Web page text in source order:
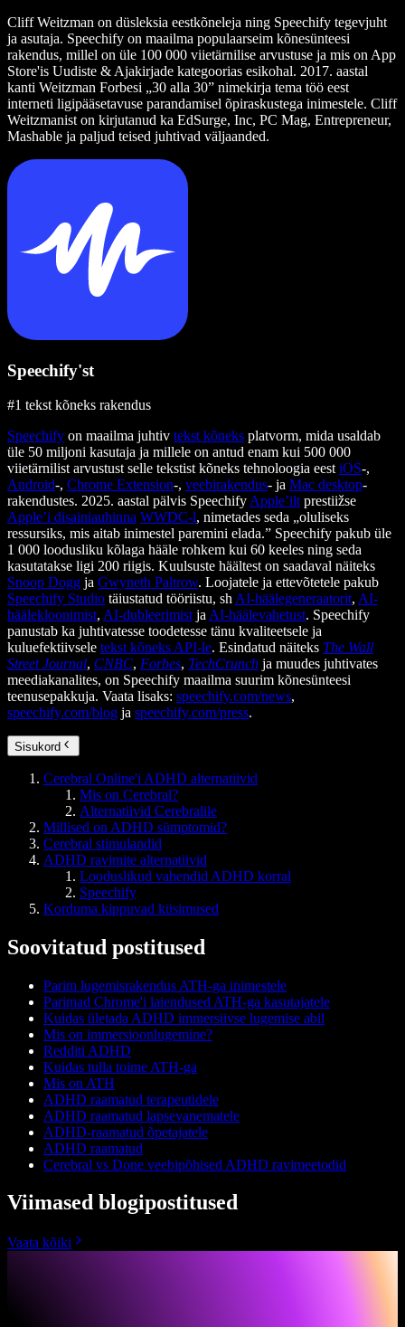
Cliff Weitzman on düsleksia eestkõneleja ning Speechify tegevjuht
ja asutaja. Speechify on maailma populaarseim kõnesünteesi
rakendus, millel on üle 100 000 viietärnilise arvustuse ja mis on App
Store'is Uudiste & Ajakirjade kategoorias esikohal. 2017. aastal
kanti Weitzman Forbesi „30 alla 30” nimekirja tema töö eest
interneti ligipääsetavuse parandamisel õpiraskustega inimestele. Cliff
Weitzmanist on kirjutanud ka EdSurge, Inc, PC Mag, Entrepreneur,
Mashable ja paljud teised juhtivad väljaanded.
Speechify'st
#1 tekst kõneks rakendus
Speechify on maailma juhtiv tekst kõneks platvorm, mida usaldab
üle 50 miljoni kasutaja ja millele on antud enam kui 500 000
viietärnilist arvustust selle tekstist kõneks tehnoloogia eest iOS-,
Android-, Chrome Extension-, veebirakendus- ja Mac desktop-
rakendustes. 2025. aastal pälvis Speechify Apple’ilt prestiižse
Apple’i disainiauhinna WWDC-l, nimetades seda „oluliseks
ressursiks, mis aitab inimestel paremini elada.” Speechify pakub üle
1 000 loodusliku kõlaga hääle rohkem kui 60 keeles ning seda
kasutatakse ligi 200 riigis. Kuulsuste häältest on saadaval näiteks
Snoop Dogg ja Gwyneth Paltrow. Loojatele ja ettevõtetele pakub
Speechify Studio täiustatud tööriistu, sh AI-häälegeneraatorit, AI-
häälekloonimist, AI-dubleerimist ja AI-häälevahetust. Speechify
panustab ka juhtivatesse toodetesse tänu kvaliteetsele ja
kuluefektiivsele tekst kõneks API-le. Esindatud näiteks The Wall
Street Journal, CNBC, Forbes, TechCrunch ja muudes juhtivates
meediakanalites, on Speechify maailma suurim kõnesünteesi
teenusepakkuja. Vaata lisaks: speechify.com/news,
speechify.com/blog ja speechify.com/press.
Sisukord
Cerebral Online'i ADHD alternatiivid
Mis on Cerebral?
Alternatiivid Cerebralile
Millised on ADHD sümptomid?
Cerebral stimulandid
ADHD ravimite alternatiivid
Looduslikud vahendid ADHD korral
Speechify
Korduma kippuvad küsimused
Soovitatud postitused
Parim lugemisrakendus ATH-ga inimestele
Parimad Chrome'i laiendused ATH-ga kasutajatele
Kuidas ületada ADHD immersiivse lugemise abil
Mis on immersioonlugemine?
Redditi ADHD
Kuidas tulla toime ATH-ga
Mis on ATH
ADHD raamatud terapeutidele
ADHD raamatud lapsevanematele
ADHD-raamatud õpetajatele
ADHD raamatud
Cerebral vs Done veebipõhised ADHD ravimeetodid
Viimased blogipostitused
Vaata kõiki